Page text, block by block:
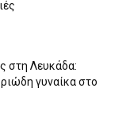
στη Λευκάδα:
γυναίκα στο